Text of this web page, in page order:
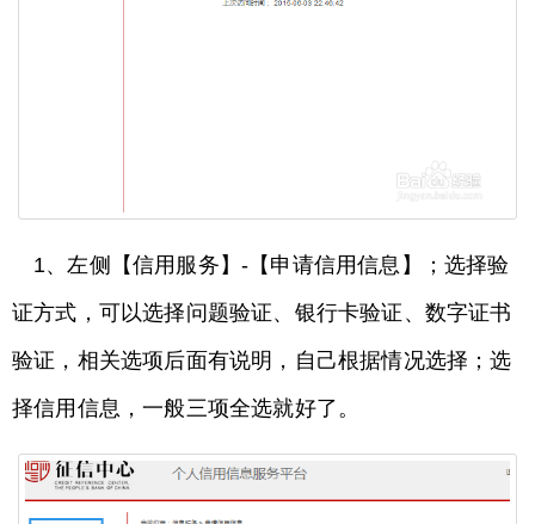
1、左侧【信用服务】-【申请信用信息】；选择验
证方式，可以选择问题验证、银行卡验证、数字证书
验证，相关选项后面有说明，自己根据情况选择；选
择信用信息，一般三项全选就好了。